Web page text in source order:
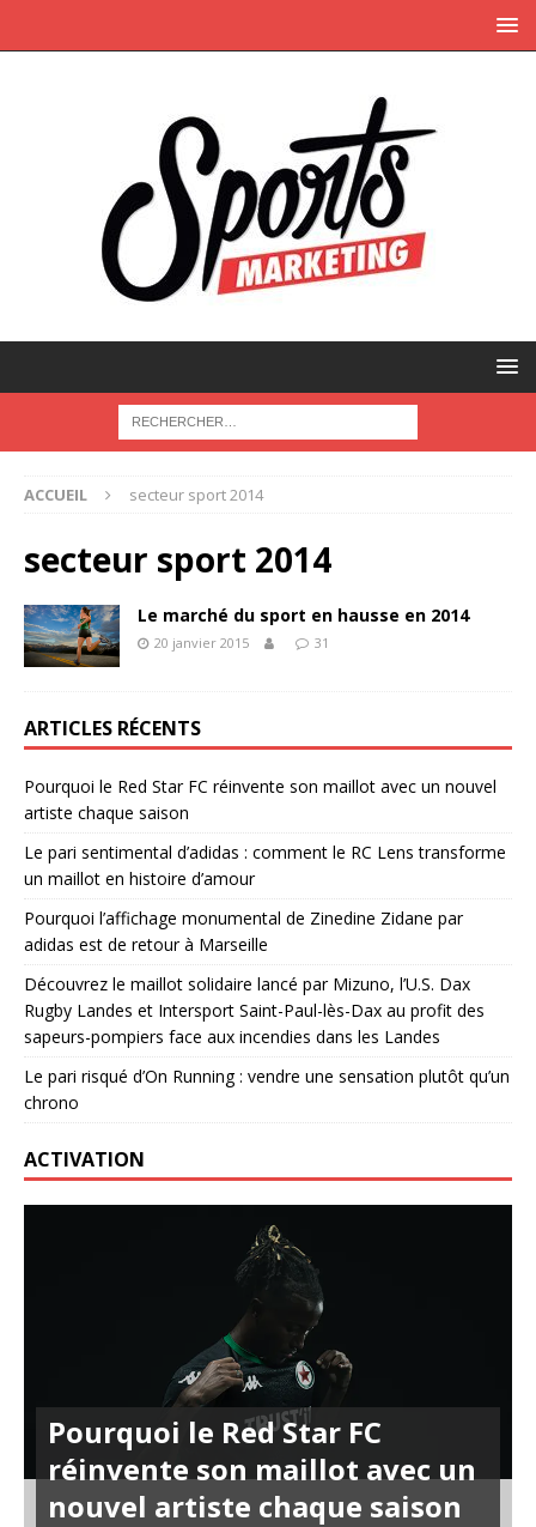
ACCUEIL secteur sport 2014
secteur sport 2014
Le marché du sport en hausse en 2014
20 janvier 2015 31
ARTICLES RÉCENTS
Pourquoi le Red Star FC réinvente son maillot avec un nouvel
artiste chaque saison
Le pari sentimental d’adidas : comment le RC Lens transforme
un maillot en histoire d’amour
Pourquoi l’affichage monumental de Zinedine Zidane par
adidas est de retour à Marseille
Découvrez le maillot solidaire lancé par Mizuno, l’U.S. Dax
Rugby Landes et Intersport Saint-Paul-lès-Dax au profit des
sapeurs-pompiers face aux incendies dans les Landes
Le pari risqué d’On Running : vendre une sensation plutôt qu’un
chrono
ACTIVATION
Pourquoi le Red Star FC
réinvente son maillot avec un
nouvel artiste chaque saison